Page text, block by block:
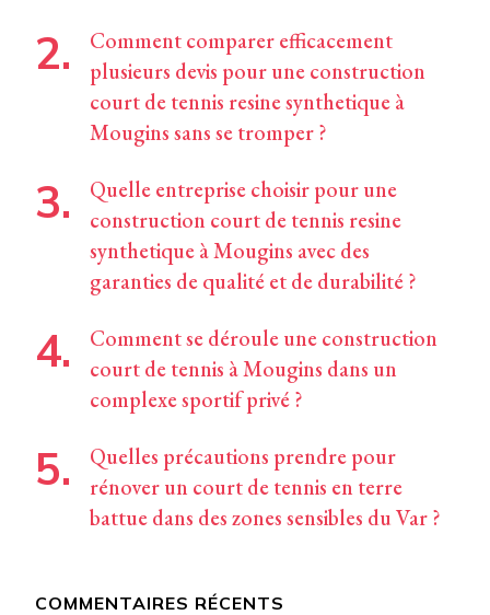
Comment comparer efficacement
plusieurs devis pour une construction
court de tennis resine synthetique à
Mougins sans se tromper ?
Quelle entreprise choisir pour une
construction court de tennis resine
synthetique à Mougins avec des
garanties de qualité et de durabilité ?
Comment se déroule une construction
court de tennis à Mougins dans un
complexe sportif privé ?
Quelles précautions prendre pour
rénover un court de tennis en terre
battue dans des zones sensibles du Var ?
COMMENTAIRES RÉCENTS